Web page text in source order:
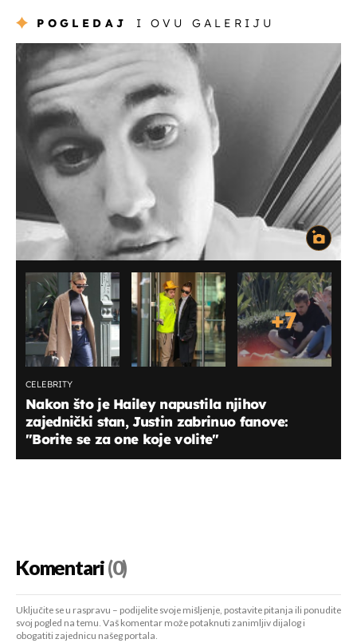
POGLEDAJ I OVU GALERIJU
+7
CELEBRITY
Nakon što je Hailey napustila njihov
zajednički stan, Justin zabrinuo fanove:
"Borite se za one koje volite"
Komentari(0)
Uključite se u raspravu – podijelite svoje mišljenje, postavite pitanja ili ponudite
svoj pogled na temu. Vaš komentar može potaknuti zanimljiv dijalog i
obogatiti zajednicu našeg portala.